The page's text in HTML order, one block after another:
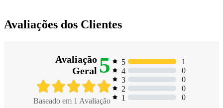
Avaliações dos Clientes
Avaliação
Geral 5
Baseado em 1 Avaliação
5
1
4
0
3
0
2
0
1
0